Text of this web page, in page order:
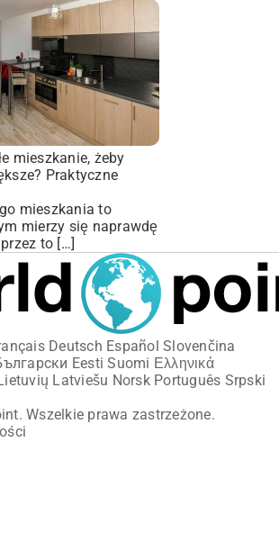
mieszkanie, żeby
Praktyczne
mieszkania to
mierzy się naprawdę
to […]
Deutsch Español Slovenčina
Eesti Suomi Ελληνικά
Latviešu Norsk Português Srpski
Wszelkie prawa zastrzeżone.